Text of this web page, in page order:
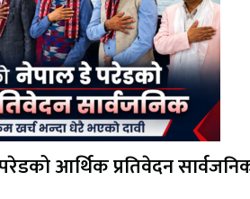
आर्थिक प्रतिवेदन